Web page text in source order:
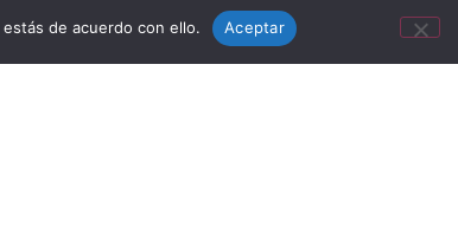
de acuerdo con ello. Aceptar